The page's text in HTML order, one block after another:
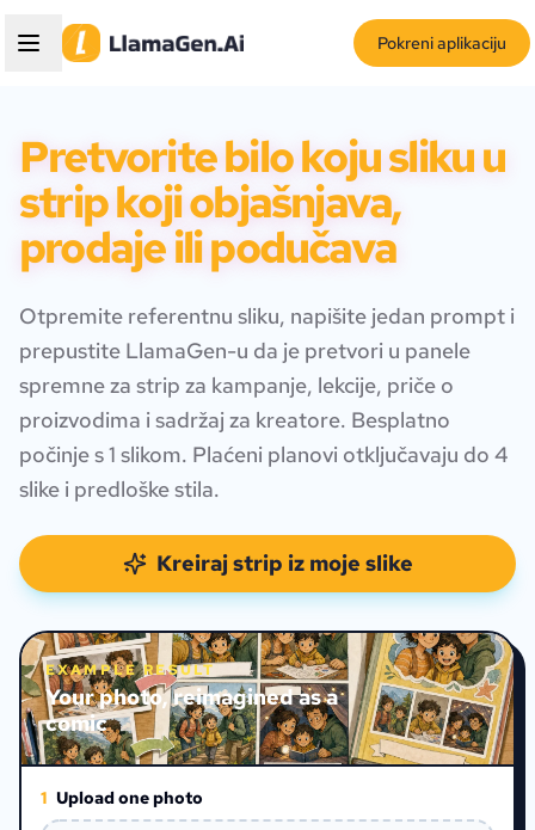
Pokreni aplikaciju
Pretvorite bilo koju sliku u
strip koji objašnjava,
prodaje ili podučava
Otpremite referentnu sliku, napišite jedan prompt i
prepustite LlamaGen-u da je pretvori u panele
spremne za strip za kampanje, lekcije, priče o
proizvodima i sadržaj za kreatore. Besplatno
počinje s 1 slikom. Plaćeni planovi otključavaju do 4
slike i predloške stila.
Kreiraj strip iz moje slike
EXAMPLE RESULT
Your photo, reimagined as a
comic
1 Upload one photo